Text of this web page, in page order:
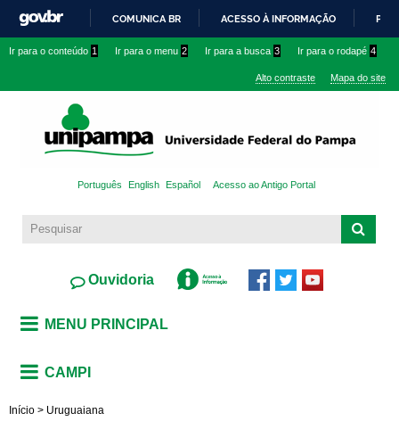
conteúdo
IR
O
COMUNICA BR ACESSO À INFORMAÇÃO
Ir para o conteúdo 1 Ir para o menu 2 Ir para a busca 3 Ir para o rodapé 4
Alto contraste Mapa do site
Português English Español Acesso ao Antigo Portal
Ouvidoria
MENU PRINCIPAL
CAMPI
Início > Uruguaiana